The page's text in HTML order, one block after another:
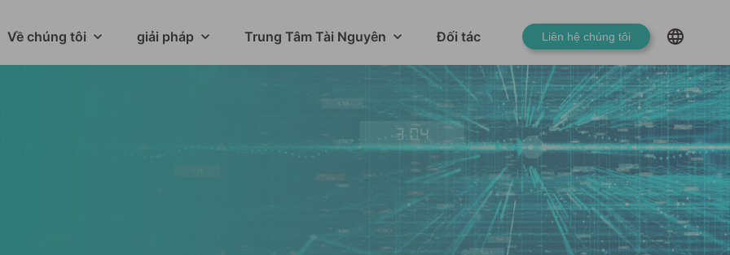
Về chúng tôi giải pháp Trung Tâm Tài Nguyên Đối tác Liên hệ chúng tôi